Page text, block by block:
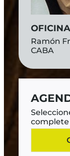
Ramón
CABA